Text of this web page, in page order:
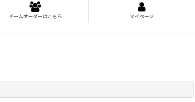
チームオーダーはこちら マイページ